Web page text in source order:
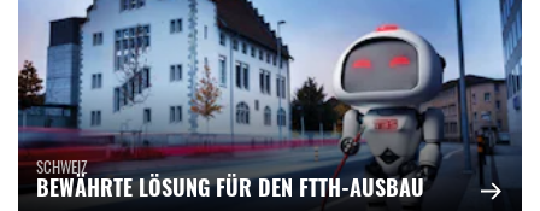
SCHWEIZ
BEWÄHRTE LÖSUNG FÜR DEN FTTH-AUSBAU